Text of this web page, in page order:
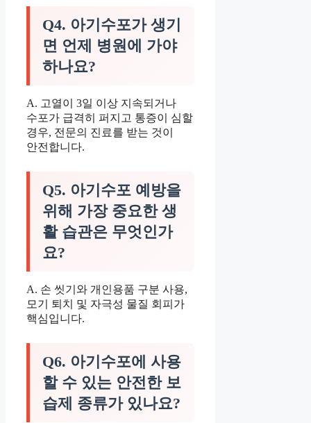
Q4. 아기수포가 생기
면 언제 병원에 가야
하나요?
A. 고열이 3일 이상 지속되거나
수포가 급격히 퍼지고 통증이 심할
경우, 전문의 진료를 받는 것이
안전합니다.
Q5. 아기수포 예방을
위해 가장 중요한 생
활 습관은 무엇인가
요?
A. 손 씻기와 개인용품 구분 사용,
모기 퇴치 및 자극성 물질 회피가
핵심입니다.
Q6. 아기수포에 사용
할 수 있는 안전한 보
습제 종류가 있나요?